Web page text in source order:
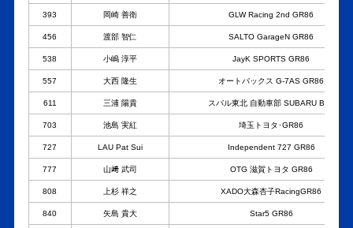
393 岡崎 善衛 GLW Racing 2nd GR86
456 渡部 智仁 SALTO GarageN GR86
538 小嶋 淳平 JayK SPORTS GR86
557 大西 隆生 オートバックス G-7AS GR86
611 三浦 陽貴 スバル東北 自動車部 SUBARU BRZ
703 池島 実紅 埼玉トヨタ･GR86
727 LAU Pat Sui Independent 727 GR86
777 山﨑 武司 OTG 滋賀トヨタ GR86
808 上杉 祥之 XADO大森杏子RacingGR86
840 矢島 貴大 Star5 GR86